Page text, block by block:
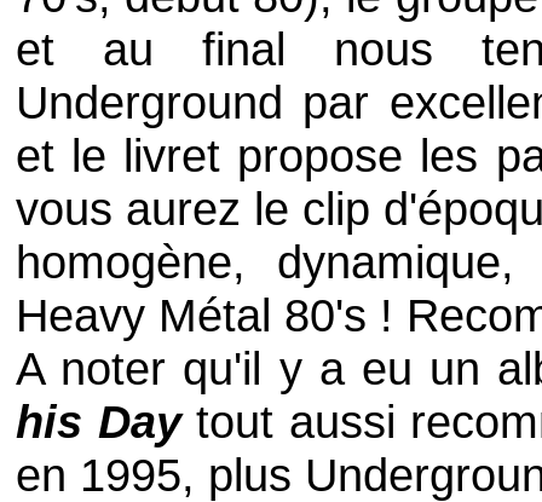
et au final nous
Underground par
et le livret propose les
vous aurez le clip
homogène,
Heavy Métal 80's !
A noter qu'il y a eu un
his Daytout aussi
en 1995, plus